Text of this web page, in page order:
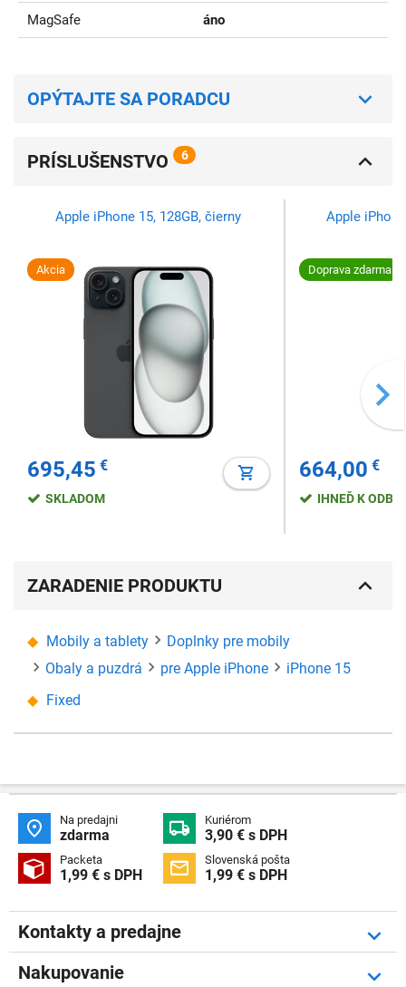
MagSafe áno
OPÝTAJTE SA PORADCU
PRÍSLUŠENSTVO 6
Apple iPhone 15, 128GB, čierny
Akcia
695,45 €
SKLADOM
Apple
Doprava zdarma
664,00 €
IHNEĎ K
ZARADENIE PRODUKTU
Mobily a tablety
Doplnky pre mobily
Obaly a puzdrá
pre Apple iPhone
iPhone 15
Fixed
 Na predajni
zdarma  Kuriérom
3,90 € s DPH
 Packeta
1,99 € s DPH  Slovenská pošta
1,99 € s DPH
Kontakty a predajne
Nakupovanie